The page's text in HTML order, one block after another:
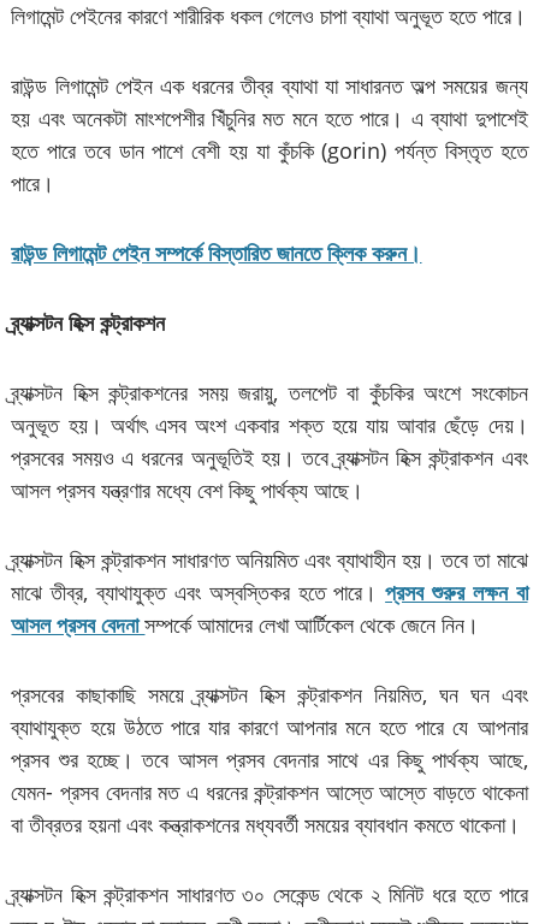
লিগামেন্ট পেইনের কারণে শারীরিক ধকল গেলেও চাপা ব্যাথা অনুভূত হতে পারে।
রাউন্ড লিগামেন্ট পেইন এক ধরনের তীব্র ব্যাথা যা সাধারনত অল্প সময়ের জন্য
হয় এবং অনেকটা মাংশপেশীর খিঁচুনির মত মনে হতে পারে। এ ব্যাথা দুপাশেই
হতে পারে তবে ডান পাশে বেশী হয় যা কুঁচকি (gorin) পর্যন্ত বিস্তৃত হতে
পারে।
রাউন্ড লিগামেন্ট পেইন সম্পর্কে বিস্তারিত জানতে ক্লিক করুন।
ব্র্যাক্সটন হিক্স কন্ট্রাকশন
ব্র্যাক্সটন হিক্স কন্ট্রাকশনের সময় জরায়ু, তলপেট বা কুঁচকির অংশে সংকোচন
অনুভূত হয়। অর্থাৎ এসব অংশ একবার শক্ত হয়ে যায় আবার ছেঁড়ে দেয়।
প্রসবের সময়ও এ ধরনের অনুভূতিই হয়। তবে ব্র্যাক্সটন হিক্স কন্ট্রাকশন এবং
আসল প্রসব যন্ত্রণার মধ্যে বেশ কিছু পার্থক্য আছে।
ব্র্যাক্সটন হিক্স কন্ট্রাকশন সাধারণত অনিয়মিত এবং ব্যাথাহীন হয়। তবে তা মাঝে
মাঝে তীব্র, ব্যাথাযুক্ত এবং অস্বস্তিকর হতে পারে।প্রসব শুরুর লক্ষন বা
আসল প্রসব বেদনাসম্পর্কে আমাদের লেখা আর্টিকেল থেকে জেনে নিন।
প্রসবের কাছাকাছি সময়ে ব্র্যাক্সটন হিক্স কন্ট্রাকশন নিয়মিত, ঘন ঘন এবং
ব্যাথাযুক্ত হয়ে উঠতে পারে যার কারণে আপনার মনে হতে পারে যে আপনার
প্রসব শুর হচ্ছে। তবে আসল প্রসব বেদনার সাথে এর কিছু পার্থক্য আছে,
যেমন- প্রসব বেদনার মত এ ধরনের কন্ট্রাকশন আস্তে আস্তে বাড়তে থাকেনা
বা তীব্রতর হয়না এবং কন্ত্রাকশনের মধ্যবর্তী সময়ের ব্যাবধান কমতে থাকেনা।
ব্র্যাক্সটন হিক্স কন্ট্রাকশন সাধারণত ৩০ সেকেন্ড থেকে ২ মিনিট ধরে হতে পারে